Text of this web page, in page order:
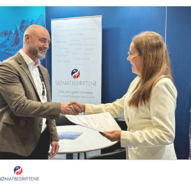
hverdagsnæringslivet. Organisasjonen
advarer om at en kombinasjon av økt
skattetrykk og ferske byråkratiske
regelendringer er i ferd med å kvele
innovasjonskraften i norske
distriktsbedrifter.